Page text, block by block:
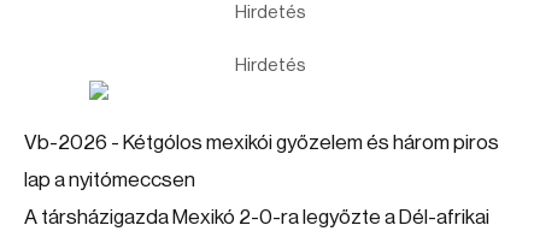
Hirdetés
Hirdetés
Vb-2026 - Kétgólos mexikói győzelem és három piros
lap a nyitómeccsen
A társházigazda Mexikó 2-0-ra legyőzte a Dél-afrikai